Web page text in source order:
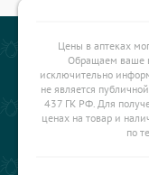
Цены в аптеках
Обращаем ваше
исключительно
не является
437 ГК РФ. Для
ценах на товар и
по